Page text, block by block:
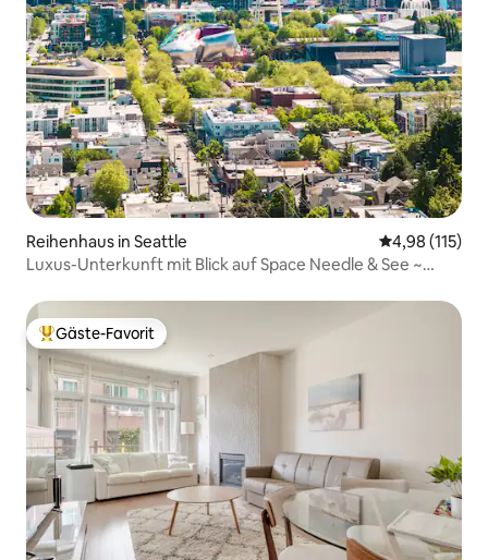
Reihenhaus in Seattle
4,98 (115)
Luxus-Unterkunft mit Blick auf Space Needle & See ~
Beliebter Gäste-Favorit.
Gäste-Favorit